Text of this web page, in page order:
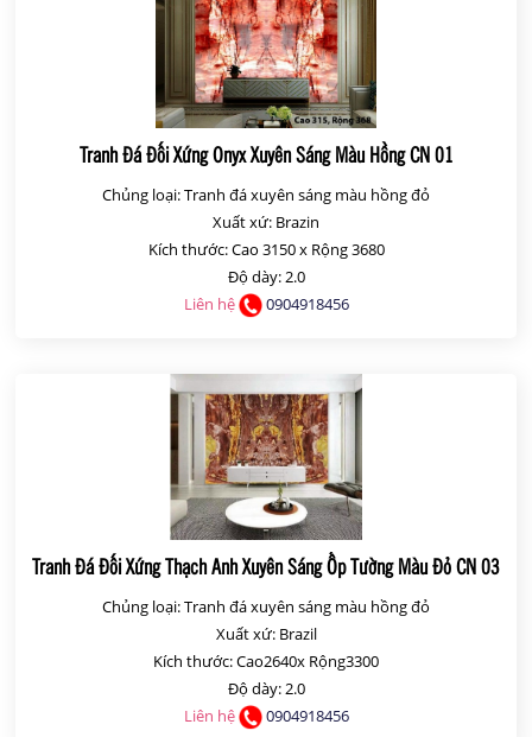
Tranh Đá Đối Xứng Onyx Xuyên Sáng Màu Hồng CN 01
Chủng loại: Tranh đá xuyên sáng màu hồng đỏ
Xuất xứ: Brazin
Kích thước: Cao 3150 x Rộng 3680
Độ dày: 2.0
Liên hệ
0904918456
Tranh Đá Đối Xứng Thạch Anh Xuyên Sáng Ốp Tường Màu Đỏ CN 03
Chủng loại: Tranh đá xuyên sáng màu hồng đỏ
Xuất xứ: Brazil
Kích thước: Cao2640x Rộng3300
Độ dày: 2.0
Liên hệ
0904918456